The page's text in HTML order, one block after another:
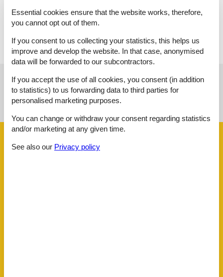
Wohn-/Schlafzimmer, 2 Personen
2 x Einzelbett - Size: 90-130 cm
See nearby objects
See the course of the sun around the object
Essential cookies ensure that the website works, therefore,
you cannot opt out of them.
If you consent to us collecting your statistics, this helps us
improve and develop the website. In that case, anonymised
data will be forwarded to our subcontractors.
If you accept the use of all cookies, you consent (in addition
to statistics) to us forwarding data to third parties for
personalised marketing purposes.
You can change or withdraw your consent regarding statistics
and/or marketing at any given time.
See also our Privacy policy